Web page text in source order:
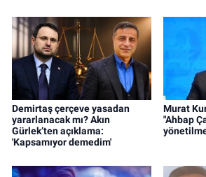
Demirtaş çerçeve yasadan
yararlanacak mı? Akın
Gürlek’ten açıklama:
'Kapsamıyor demedim'
Murat
"Ahbap